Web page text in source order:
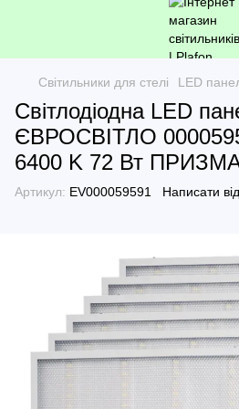
Світильники для стелі LED
Світлодіодна LED
ЄВРОСВІТЛО
6400 K 72 Вт
Артикул: EV000059591 Написати